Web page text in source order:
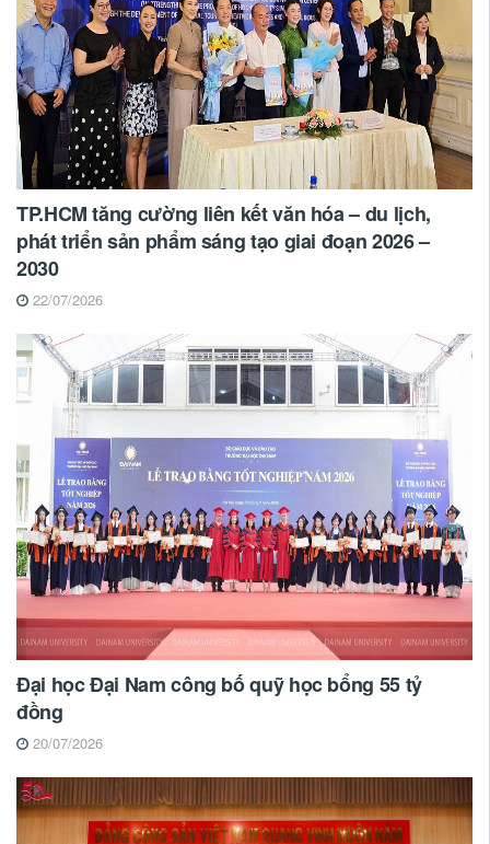
TP.HCM tăng cường liên kết văn hóa – du lịch,
phát triển sản phẩm sáng tạo giai đoạn 2026 –
2030
22/07/2026
Đại học Đại Nam công bố quỹ học bổng 55 tỷ
đồng
20/07/2026